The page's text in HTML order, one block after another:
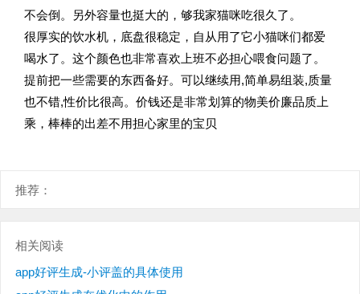
不会倒。另外容量也挺大的，够我家猫咪吃很久了。
很厚实的饮水机，底盘很稳定，自从用了它小猫咪们都爱
喝水了。这个颜色也非常喜欢上班不必担心喂食问题了。
提前把一些需要的东西备好。可以继续用,简单易组装,质量
也不错,性价比很高。价钱还是非常划算的物美价廉品质上
乘，棒棒的出差不用担心家里的宝贝
推荐：
相关阅读
app好评生成-小评盖的具体使用